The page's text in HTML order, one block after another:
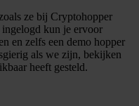
ze bij Cryptohopper
ingelogd kun je ervoor
en zelfs een demo hopper
als we zijn, bekijken
heeft gesteld.